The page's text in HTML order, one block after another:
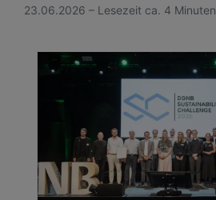
23.06.2026 – Lesezeit ca. 4 Minuten